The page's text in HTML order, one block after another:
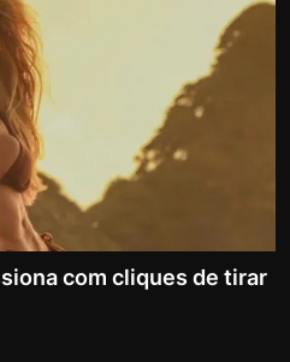
com cliques de tirar